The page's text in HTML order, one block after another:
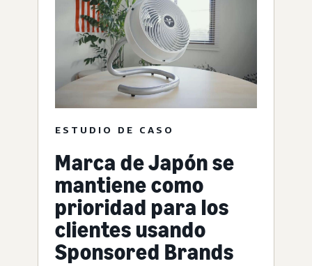
ESTUDIO DE CASO
Marca de Japón se
mantiene como
prioridad para los
clientes usando
Sponsored Brands